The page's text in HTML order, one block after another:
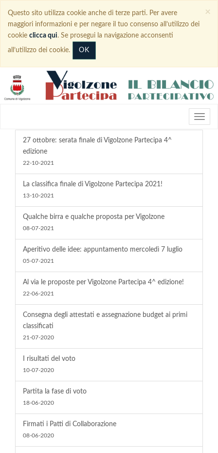
×
Questo sito utilizza cookie anche di terze parti. Per avere
maggiori informazioni e per negare il tuo consenso all’utilizzo dei
cookie clicca qui. Se prosegui la navigazione acconsenti
all’utilizzo dei cookie. OK
27 ottobre: serata finale di Vigolzone Partecipa 4^
edizione
22-10-2021
La classifica finale di Vigolzone Partecipa 2021!
13-10-2021
Qualche birra e qualche proposta per Vigolzone
08-07-2021
Aperitivo delle idee: appuntamento mercoledì 7 luglio
05-07-2021
Al via le proposte per Vigolzone Partecipa 4^ edizione!
22-06-2021
Consegna degli attestati e assegnazione budget ai primi
classificati
21-07-2020
I risultati del voto
10-07-2020
Partita la fase di voto
18-06-2020
Firmati i Patti di Collaborazione
08-06-2020